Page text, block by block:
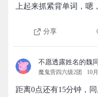
上起来抓紧背单词，
分享
不愿透露姓名的魏
魔鬼营四六级2团 10
距离0点还有15分钟，